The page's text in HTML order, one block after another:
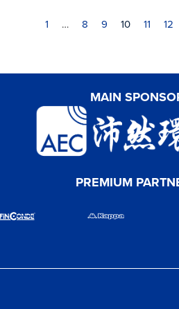
1 … 8 9 10 11 12
MAIN
PREMIUM